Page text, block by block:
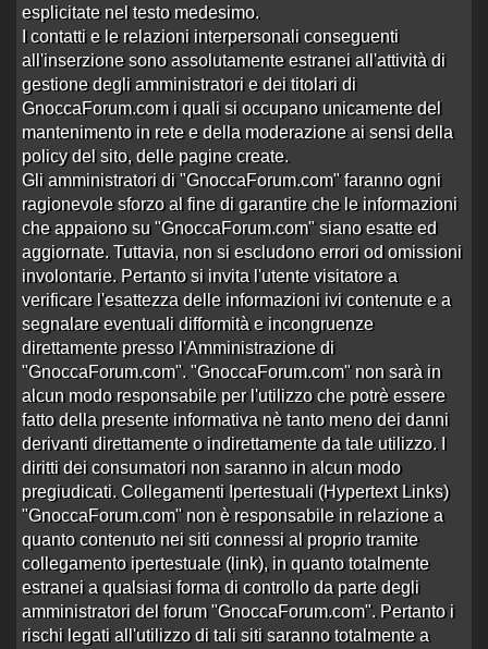
Roxana, cilena, hotel e casa, Santiago
Aperto daLuigipazzo69alle 01:42 del 05/04/25
0 risposte
287 visite
Nessuna risposta
Carlotta Cilena, Hotel a Concepción Cile
Aperto daLuigipazzo69alle 17:42 del 12/03/25
0 risposte
346 visite
Nessuna risposta
Valentina, venezuelana a Quilicura, Sant
Aperto daLuigipazzo69alle 18:45 del 28/02/25
0 risposte
329 visite
Nessuna risposta
Valentina, hotel nel centro di Santiago
Aperto da Luigipazzo69 alle 16:39 del 20/01/25
1 risposta
Ultima rispostadasempermario2in
Re:Valentina, hotel nel ce…
24/01/25
Aurora, bellissima cilena, Santiago Cile
Aperto daLuigipazzo69 alle 08:45 del 28/11/24
0 risposte
Nessuna risposta
Sol escort ecuadoriana Santiago del Cile
Aperto daLuigipazzo69alle 08:02 del 14/11/24
398 visite
esplicitate nel testo medesimo.
I contatti e le relazioni interpersonali conseguenti
all'inserzione sono assolutamente estranei all'attività di
gestione degli amministratori e dei titolari di
GnoccaForum.com i quali si occupano unicamente del
mantenimento in rete e della moderazione ai sensi della
policy del sito, delle pagine create.
Gli amministratori di "GnoccaForum.com" faranno ogni
ragionevole sforzo al fine di garantire che le informazioni
che appaiono su "GnoccaForum.com" siano esatte ed
aggiornate. Tuttavia, non si escludono errori od omissioni
involontarie. Pertanto si invita l'utente visitatore a
verificare l'esattezza delle informazioni ivi contenute e a
segnalare eventuali difformità e incongruenze
direttamente presso l'Amministrazione di
"GnoccaForum.com". "GnoccaForum.com" non sarà in
alcun modo responsabile per l'utilizzo che potrè essere
fatto della presente informativa nè tanto meno dei danni
derivanti direttamente o indirettamente da tale utilizzo. I
diritti dei consumatori non saranno in alcun modo
pregiudicati. Collegamenti Ipertestuali (Hypertext Links)
"GnoccaForum.com" non è responsabile in relazione a
quanto contenuto nei siti connessi al proprio tramite
collegamento ipertestuale (link), in quanto totalmente
estranei a qualsiasi forma di controllo da parte degli
amministratori del forum "GnoccaForum.com". Pertanto i
rischi legati all'utilizzo di tali siti saranno totalmente a